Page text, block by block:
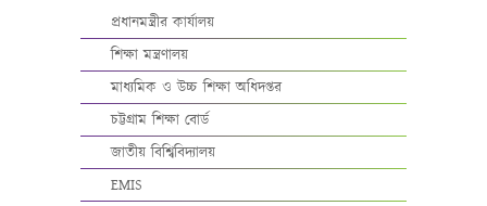
প্রধানমন্ত্রীর কার্যালয়
শিক্ষা মন্ত্রণালয়
মাধ্যমিক ও উচ্চ শিক্ষা অধিদপ্তর
চট্টগ্রাম শিক্ষা বোর্ড
জাতীয় বিশ্বিবিদ্যালয়
EMIS